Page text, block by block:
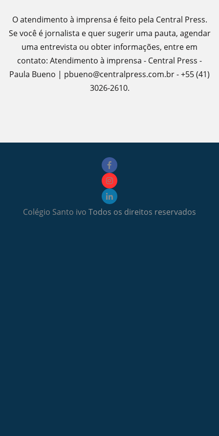
O atendimento à imprensa é feito pela Central Press.
Se você é jornalista e quer sugerir uma pauta, agendar
uma entrevista ou obter informações, entre em
contato: Atendimento à imprensa - Central Press -
Paula Bueno | pbueno@centralpress.com.br - +55 (41)
3026-2610.
Colégio Santo ivo Todos os direitos reservados